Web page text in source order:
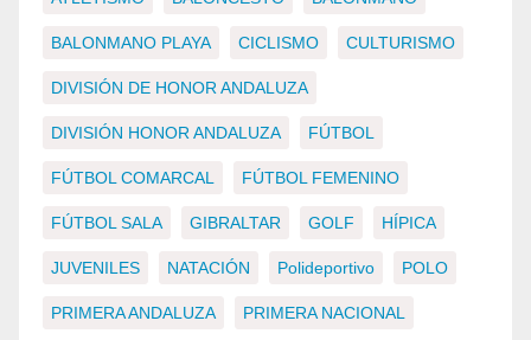
BALONMANO PLAYA CICLISMO CULTURISMO
DIVISIÓN DE HONOR ANDALUZA
DIVISIÓN HONOR ANDALUZA FÚTBOL
FÚTBOL COMARCAL FÚTBOL FEMENINO
FÚTBOL SALA GIBRALTAR GOLF HÍPICA
JUVENILES NATACIÓN Polideportivo POLO
PRIMERA ANDALUZA PRIMERA NACIONAL